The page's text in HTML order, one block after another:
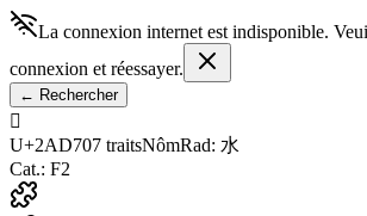
La connexion internet est indisponible.
connexion et réessayer.
← Rechercher
𪵰
U+2AD707 traitsNômRad: 水
Cat.: F2